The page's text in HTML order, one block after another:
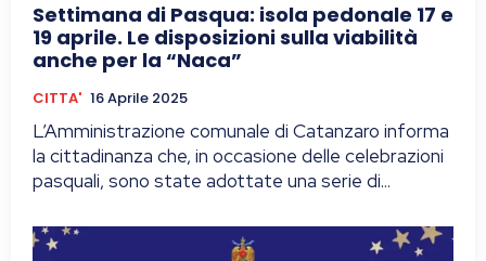
Settimana di Pasqua: isola pedonale 17 e
19 aprile. Le disposizioni sulla viabilità
anche per la “Naca”
CITTA' 16 Aprile 2025
L’Amministrazione comunale di Catanzaro informa
la cittadinanza che, in occasione delle celebrazioni
pasquali, sono state adottate una serie di...